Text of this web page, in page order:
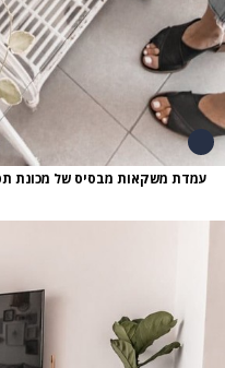
עמדת משקאות מבסיס של מכונת